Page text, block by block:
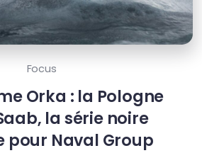
Focus
Orka : la Pologne
la série noire
pour Naval Group